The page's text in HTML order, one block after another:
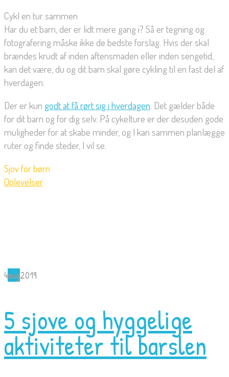
Cykl en tur sammen
Har du et barn, der er lidt mere gang i? Så er tegning og
fotografering måske ikke de bedste forslag. Hvis der skal
brændes krudt af inden aftensmaden eller inden sengetid,
kan det være, du og dit barn skal gøre cykling til en fast del af
hverdagen.
Der er kun godt at få rørt sig i hverdagen. Det gælder både
for dit barn og for dig selv. På cykelture er der desuden gode
muligheder for at skabe minder, og I kan sammen planlægge
ruter og finde steder, I vil se.
Sjov for børn
Oplevelser
4aug2019
5 sjove og hyggelige
aktiviteter til barslen